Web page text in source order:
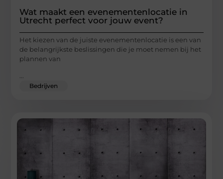
Wat maakt een evenementenlocatie in
Utrecht perfect voor jouw event?
Het kiezen van de juiste evenementenlocatie is een van
de belangrijkste beslissingen die je moet nemen bij het
plannen van
Bedrijven